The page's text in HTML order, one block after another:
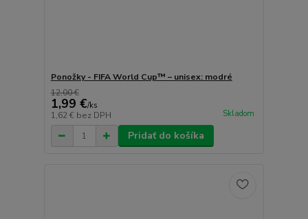
Ponožky - FIFA World Cup™ – unisex: modré
12,00 €
1,99 €/ks
1,62 € bez DPH Skladom
Pridať do košíka